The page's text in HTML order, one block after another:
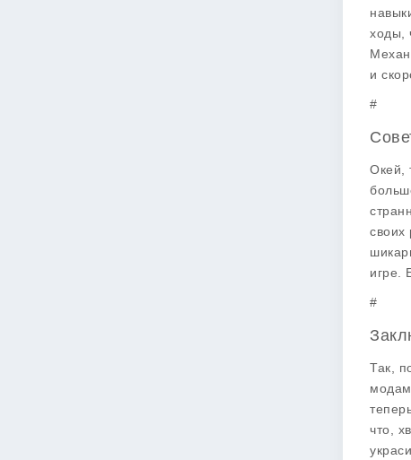
ходы,
и
#
Окей,
своих
игре.
#
Так,
что,